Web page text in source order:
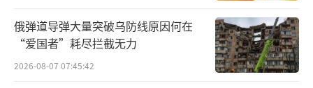
俄弹道导弹大量突破乌防线原因何在
“爱国者”耗尽拦截无力
2026-08-07 07:45:42